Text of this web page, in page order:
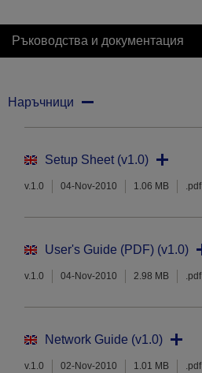
Ръководства и документация
Наръчници
Setup Sheet (v1.0)
v.1.0 04-Nov-2010 1.06 MB .pdf
User's Guide (PDF) (v1.0)
v.1.0 04-Nov-2010 2.98 MB .pdf
Network Guide (v1.0)
v.1.0 02-Nov-2010 1.01 MB .pdf